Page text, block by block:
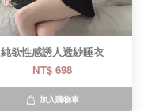
純欲性感誘人透紗睡衣
NT$ 698
加入購物車